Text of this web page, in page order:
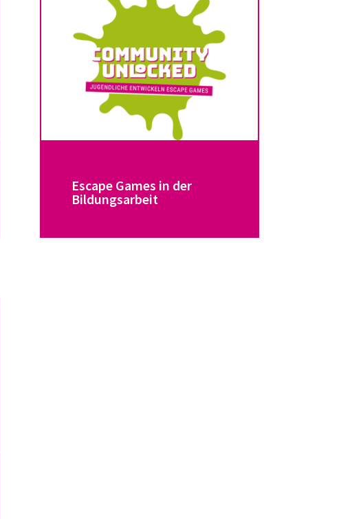
Escape Games in der
Bildungsarbeit